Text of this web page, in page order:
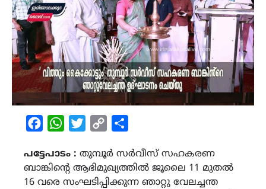
FacebookWhatsAppTwitterCopy
പട്ടേപാടം : തുമ്പൂർ സർവീസ് സഹകരണ
ബാങ്കിൻ്റെ ആഭിമുഖ്യത്തിൽ ജൂലൈ 11 മുതൽ
16 വരെ സംഘടിപ്പിക്കുന്ന ഞാറ്റു വേലച്ചന്ത